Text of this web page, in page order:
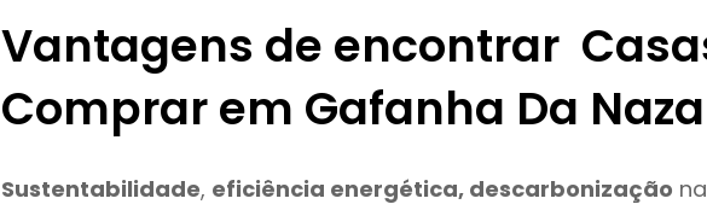
Vantagens de encontrar
Comprar em Gafanha Da
Sustentabilidade, eficiência energética, descarbonização